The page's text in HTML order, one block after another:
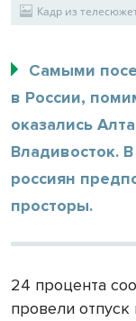
Кадр из
Самыми
в России,
оказались
Владивосток.
россиян
просторы.
24 процента
провели отпуск